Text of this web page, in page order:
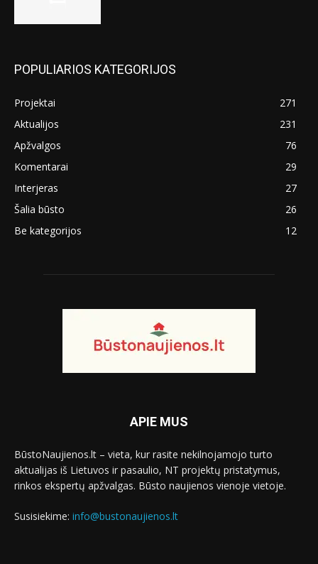
POPULIARIOS KATEGORIJOS
Projektai
271
Aktualijos
231
Apžvalgos
76
Komentarai
29
Interjeras
27
Šalia būsto
26
Be kategorijos
12
APIE MUS
BūstoNaujienos.lt – vieta, kur rasite nekilnojamojo turto
aktualijas iš Lietuvos ir pasaulio, NT projektų pristatymus,
rinkos ekspertų apžvalgas. Būsto naujienos vienoje vietoje.
Susisiekime: info@bustonaujienos.lt